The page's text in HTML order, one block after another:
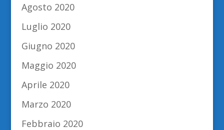
Agosto 2020
Luglio 2020
Giugno 2020
Maggio 2020
Aprile 2020
Marzo 2020
Febbraio 2020